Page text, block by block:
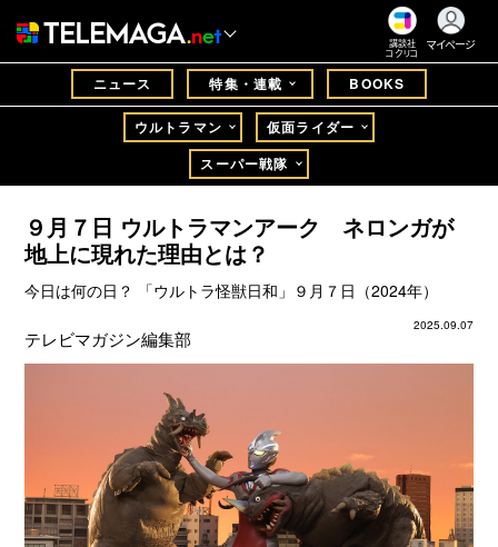
講談社
コクリコ
マイページ
ニュース 特集・連載 BOOKS
ウルトラマン
仮面ライダー
スーパー戦隊
９月７日 ウルトラマンアーク ネロンガが
地上に現れた理由とは？
今日は何の日？ 「ウルトラ怪獣日和」９月７日（2024年）
2025.09.07
テレビマガジン編集部